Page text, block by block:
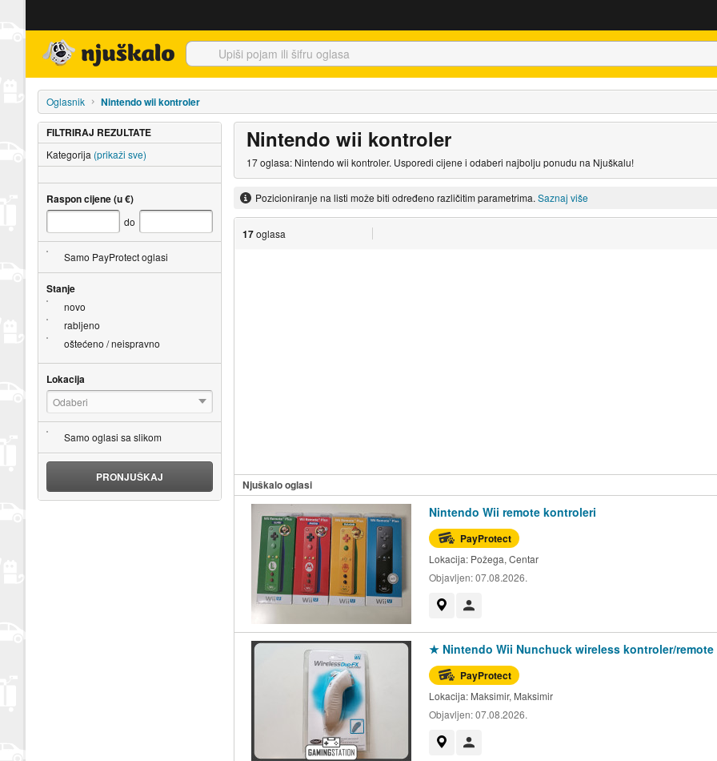
Oglasnik Nintendo wii kontroler
Nintendo wii kontroler
17 oglasa: Nintendo wii kontroler. Usporedi cijene i odaberi najbolju ponudu na Njuškalu!
Pozicioniranje na listi može biti određeno različitim parametrima. Saznaj više
17oglasa
Njuškalo oglasi
Nintendo Wii remote kontroleri
PayProtect
Lokacija: Požega, Centar
Objavljen:07.08.2026.
★ Nintendo Wii Nunchuck wireless kontroler/
PayProtect
Lokacija: Maksimir, Maksimir
Objavljen:07.08.2026.
FILTRIRAJ REZULTATE
Kategorija (prikaži sve)
Raspon cijene (u €)
do
Samo PayProtect oglasi
Stanje
novo
rabljeno
oštećeno / neispravno
Lokacija
Odaberi
Samo oglasi sa slikom
PRONJUŠKAJ